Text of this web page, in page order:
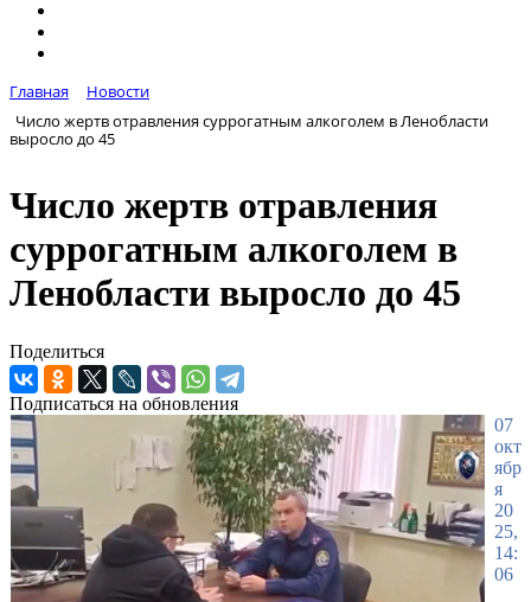
Главная
Новости
Число жертв отравления суррогатным алкоголем в Ленобласти
выросло до 45
Число жертв отравления
суррогатным алкоголем в
Ленобласти выросло до 45
Поделиться
Подписаться на обновления
07
окт
ябр
я
20
25,
14:
06